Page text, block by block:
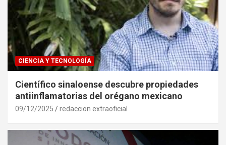
CIENCIA Y TECNOLOGÍA
Científico sinaloense descubre propiedades
antiinflamatorias del orégano mexicano
09/12/2025 redaccion extraoficial